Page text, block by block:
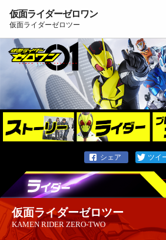
仮面ライダーゼロワン
仮面ライダーゼロツー
仮面ライダーゼロツー
KAMEN RIDER ZERO-TWO